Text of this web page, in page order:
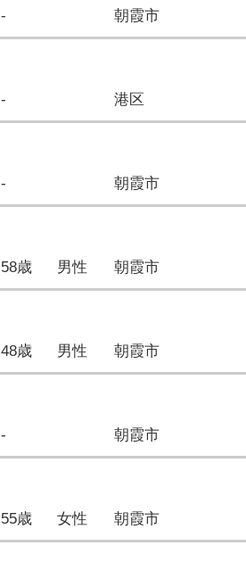
- 朝霞市
- 港区
- 朝霞市
58歳 男性 朝霞市
48歳 男性 朝霞市
- 朝霞市
55歳 女性 朝霞市